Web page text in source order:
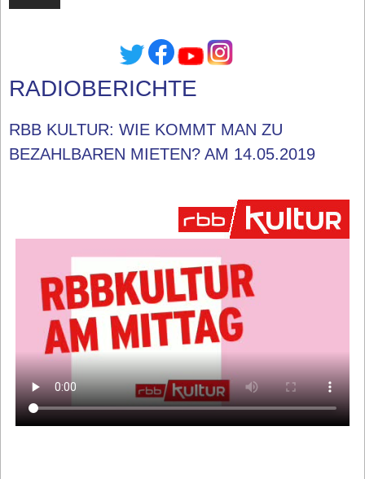
RADIOBERICHTE
RBB KULTUR: WIE KOMMT MAN ZU
BEZAHLBAREN MIETEN? AM 14.05.2019